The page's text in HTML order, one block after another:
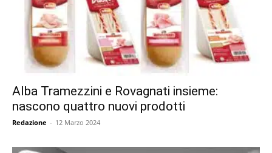
Alba Tramezzini e Rovagnati insieme:
nascono quattro nuovi prodotti
Redazione - 12 Marzo 2024